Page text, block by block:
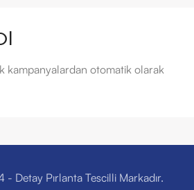
kampanyalardan otomatik olarak
Detay Pırlanta Tescilli Markadır.